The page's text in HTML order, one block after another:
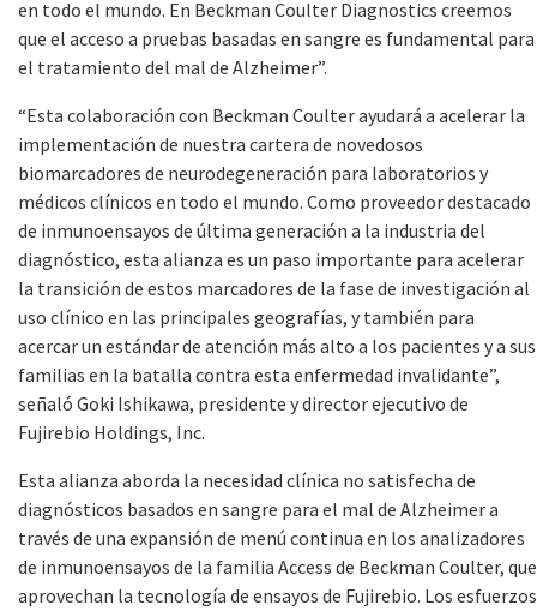
en todo el mundo. En Beckman Coulter Diagnostics creemos
que el acceso a pruebas basadas en sangre es fundamental para
el tratamiento del mal de Alzheimer”.
“Esta colaboración con Beckman Coulter ayudará a acelerar la
implementación de nuestra cartera de novedosos
biomarcadores de neurodegeneración para laboratorios y
médicos clínicos en todo el mundo. Como proveedor destacado
de inmunoensayos de última generación a la industria del
diagnóstico, esta alianza es un paso importante para acelerar
la transición de estos marcadores de la fase de investigación al
uso clínico en las principales geografías, y también para
acercar un estándar de atención más alto a los pacientes y a sus
familias en la batalla contra esta enfermedad invalidante”,
señaló Goki Ishikawa, presidente y director ejecutivo de
Fujirebio Holdings, Inc.
Esta alianza aborda la necesidad clínica no satisfecha de
diagnósticos basados en sangre para el mal de Alzheimer a
través de una expansión de menú continua en los analizadores
de inmunoensayos de la familia Access de Beckman Coulter, que
aprovechan la tecnología de ensayos de Fujirebio. Los esfuerzos